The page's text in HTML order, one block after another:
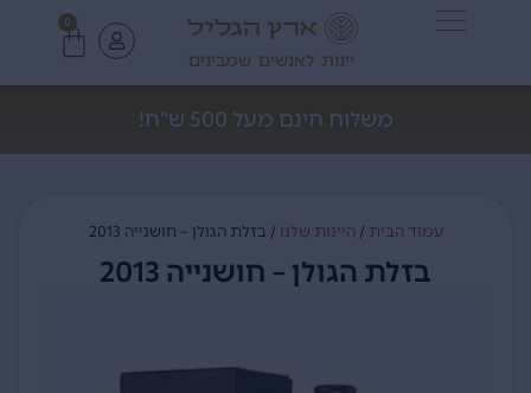
יינות לאנשים שמבינים
0
משלוח חינם מעל 500 ש"ח!
עמוד הבית / היינות שלנו / בזלת הגולן – חושנייה 2013
בזלת הגולן – חושנייה 2013